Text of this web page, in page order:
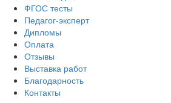
ФГОС тесты
Педагог-эксперт
Дипломы
Оплата
Отзывы
Выставка работ
Благодарность
Контакты